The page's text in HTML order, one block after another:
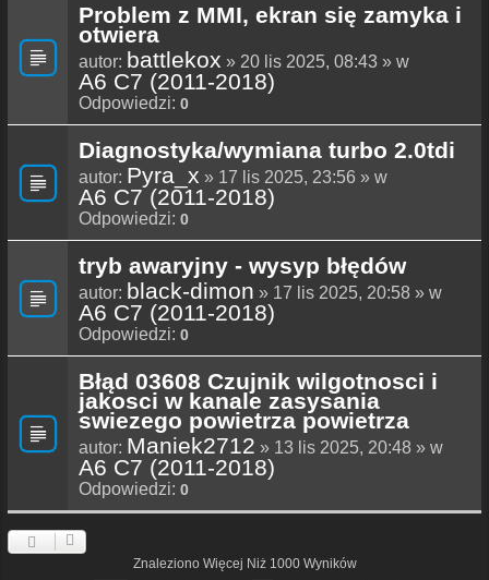
Problem z MMI, ekran się zamyka i
otwiera
autor: battlekox » 20 lis 2025, 08:43 » w
A6 C7 (2011-2018)
Odpowiedzi: 0
Diagnostyka/wymiana turbo 2.0tdi
autor: Pyra_x » 17 lis 2025, 23:56 » w
A6 C7 (2011-2018)
Odpowiedzi: 0
tryb awaryjny - wysyp błędów
autor: black-dimon » 17 lis 2025, 20:58 » w
A6 C7 (2011-2018)
Odpowiedzi: 0
Błąd 03608 Czujnik wilgotnosci i
jakosci w kanale zasysania
swiezego powietrza powietrza
autor: Maniek2712 » 13 lis 2025, 20:48 » w
A6 C7 (2011-2018)
Odpowiedzi: 0
Znaleziono Więcej Niż 1000 Wyników